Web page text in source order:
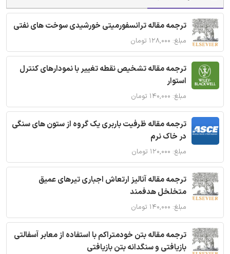
ترجمه مقاله ترانسفورمیتی خورشیدی سوخت های نفتی
مبلغ: ۱۲۸,۰۰۰ تومان
ترجمه مقاله تشخیص نقطه تغییر با نمودارهای کنترل
استوار
مبلغ: ۱۴۰,۰۰۰ تومان
ترجمه مقاله ظرفیت باربری یک گروه از ستون های سنگی
در خاک نرم
مبلغ: ۱۲۰,۰۰۰ تومان
ترجمه مقاله آنالیز ارتعاش اجباری تیرهای عمیق
متخلخل هدفمند
مبلغ: ۱۴۰,۰۰۰ تومان
ترجمه مقاله بتن خودمتراکم با استفاده از معابر آسفالتی
بازیافتی و سنگدانه بتن بازیافتی